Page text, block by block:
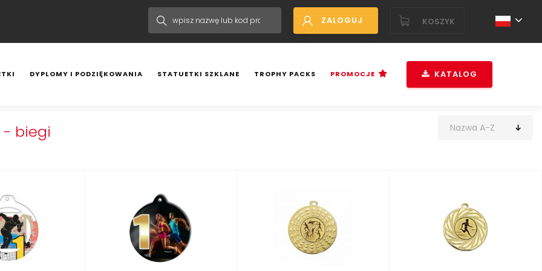
DYPLOMY I PODZIĘKOWANIA STATUETKI SZKLANE TROPHY PACKS PROMOCJE KATALOG
ZALOGUJ KOSZYK
- biegi